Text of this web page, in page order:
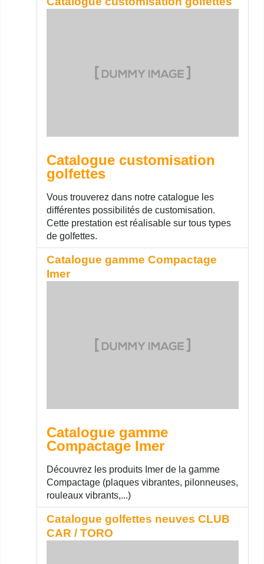
Catalogue customisation
golfettes
Vous trouverez dans notre catalogue les
différentes possibilités de customisation.
Cette prestation est réalisable sur tous types
de golfettes.
Catalogue gamme Compactage
Imer
Catalogue gamme
Compactage Imer
Découvrez les produits Imer de la gamme
Compactage (plaques vibrantes, pilonneuses,
rouleaux vibrants,...)
Catalogue golfettes neuves CLUB
CAR / TORO